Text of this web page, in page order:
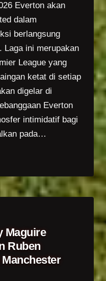
Everton akan
dalam
berlangsung
Laga ini merupakan
League yang
ketat di setiap
digelar di
Everton
intimidatif bagi
pada…
Maguire
Ruben